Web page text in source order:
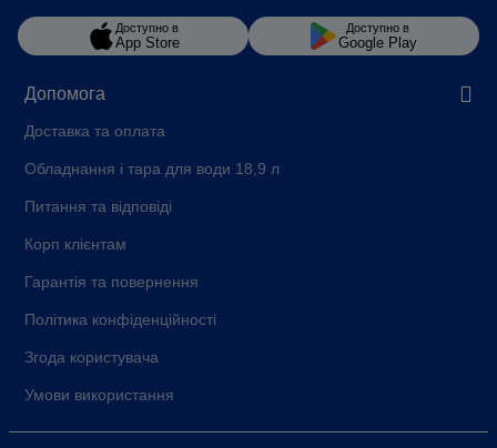
Допомога
Доставка та оплата
Обладнання і тара для води 18,9 л
Питання та відповіді
Корп клієнтам
Гарантія та повернення
Політика конфіденційності
Згода користувача
Умови використання
Доступно в
App Store
Доступно в
Google Play